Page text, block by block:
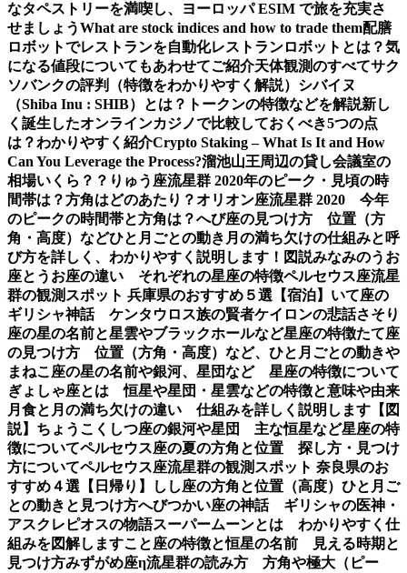
なタペストリーを満喫し、ヨーロッパ ESIM で旅を充実さ
せましょうWhat are stock indices and how to trade them配膳
ロボットでレストランを自動化レストランロボットとは？気
になる値段についてもあわせてご紹介天体観測のすべてサク
ソバンクの評判（特徴をわかりやすく解説） シバイヌ
（Shiba Inu : SHIB）とは？トークンの特徴などを解説新し
く誕生したオンラインカジノで比較しておくべき5つの点
は？わかりやすく紹介Crypto Staking – What Is It and How
Can You Leverage the Process?溜池山王周辺の貸し会議室の
相場いくら？？ りゅう座流星群 2020年のピーク・見頃の時
間帯は？方角はどのあたり？オリオン座流星群 2020 今年
のピークの時間帯と方角は？へび座の見つけ方 位置（方
角・高度）などひと月ごとの動き 月の満ち欠けの仕組みと呼
び方を詳しく、わかりやすく説明します！図説みなみのうお
座とうお座の違い それぞれの星座の特徴ペルセウス座流星
群の観測スポット 兵庫県のおすすめ５選【宿泊】 いて座の
ギリシャ神話 ケンタウロス族の賢者ケイロンの悲話さそり
座の星の名前と星雲やブラックホールなど星座の特徴たて座
の見つけ方 位置（方角・高度）など、ひと月ごとの動きや
まねこ座の星の名前や銀河、星団など 星座の特徴について
ぎょしゃ座とは 恒星や星団・星雲などの特徴と意味や由来
月食と月の満ち欠けの違い 仕組みを詳しく説明します【図
説】 ちょうこくしつ座の銀河や星団 主な恒星など星座の特
徴についてペルセウス座の夏の方角と位置 探し方・見つけ
方についてペルセウス座流星群の観測スポット 奈良県のお
すすめ４選【日帰り】
しし座の方角と位置（高度）ひと月ご
との動きと見つけ方へびつかい座の神話 ギリシャの医神・
アスクレピオスの物語スーパームーンとは わかりやすく仕
組みを図解しますこと座の特徴と恒星の名前 見える時期と
見つけ方みずがめ座η流星群の読み方 方角や極大（ピー